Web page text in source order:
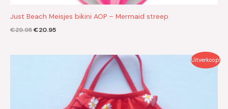
Just Beach Meisjes bikini AOP – Mermaid streep
€29.95€20.95
Uitverkoop!